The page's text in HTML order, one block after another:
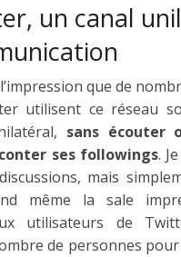
un canal
l’impression que de
utilisent ce réseau
sans écouter
ses followings.
mais
même la sale
utilisateurs de
de personnes